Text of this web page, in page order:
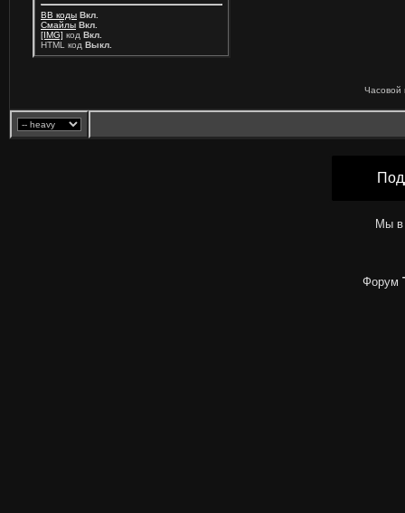
BB коды Вкл.
Смайлы Вкл.
[IMG] код Вкл.
HTML код Выкл.
Часовой
Мы в
Форум